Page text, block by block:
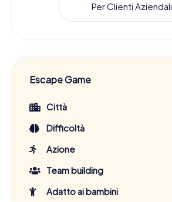
Per Clienti Aziendali
Escape Game
Città
Difficoltà
Azione
Team building
Adatto ai bambini